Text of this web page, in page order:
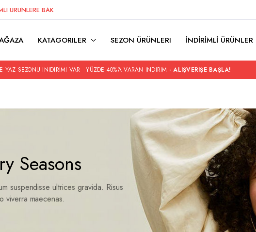
URUNLERE BAK
KATAGORILER SEZON ÜRÜNLERI İNDİRİMLİ ÜRÜNLER
YAZ SEZONU INIDIRIMI VAR - YÜZDE 40%'A VARAN INDIRIM - ALIŞVERIŞE BAŞLA!
Seasons
suspendisse ultrices gravida. Risus
viverra maecenas.